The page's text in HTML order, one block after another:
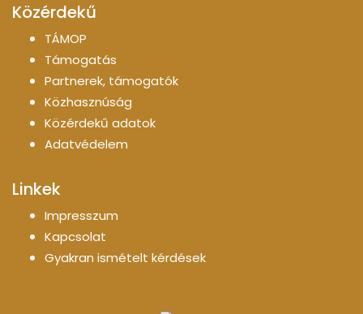
Közérdekű
TÁMOP
Támogatás
Partnerek, támogatók
Közhasznúság
Közérdekű adatok
Adatvédelem
Linkek
Impresszum
Kapcsolat
Gyakran ismételt kérdések